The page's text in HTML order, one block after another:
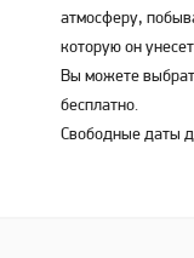
атмосферу,
которую он
Вы можете
бесплатно.
Свободные даты